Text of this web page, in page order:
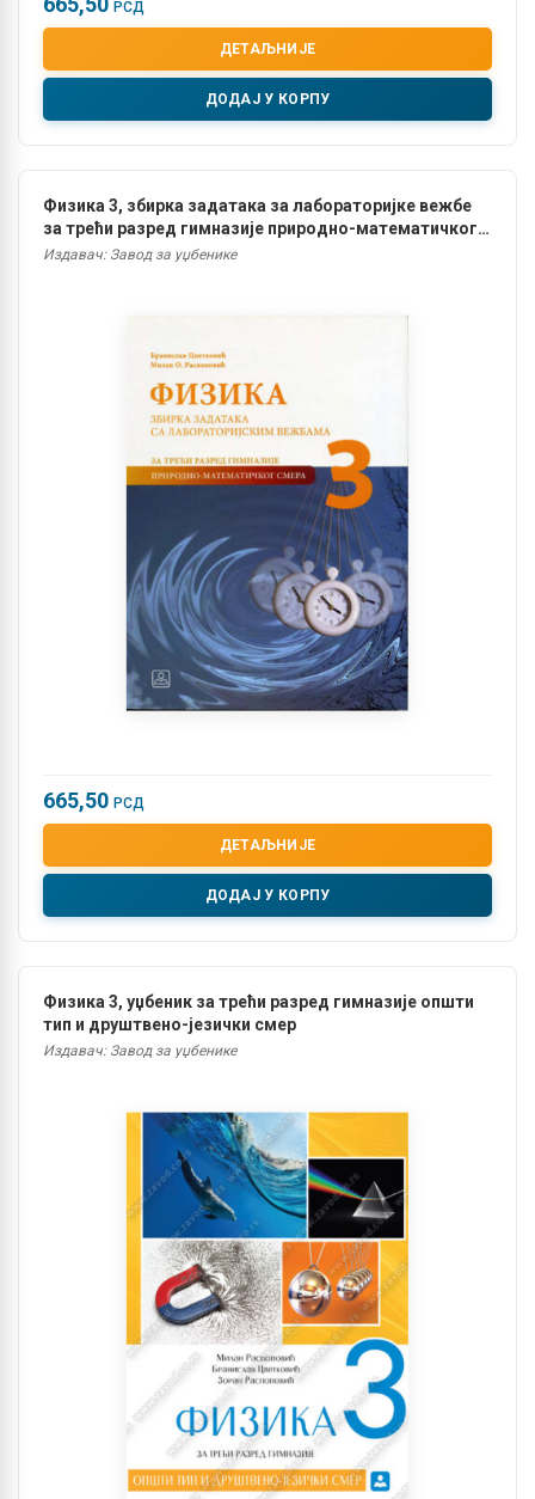
РСД
ДЕТАЉНИЈЕ
ДОДАЈ У КОРПУ
Физика 3, збирка задатака за лабораторијке вежбе
за трећи разред гимназије природно-математичког
смера
Издавач: Завод за уџбенике
665,50 РСД
ДЕТАЉНИЈЕ
ДОДАЈ У КОРПУ
Физика 3, уџбеник за трећи разред гимназије општи
тип и друштвено-језички смер
Издавач: Завод за уџбенике